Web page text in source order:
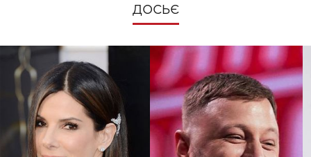
ДОСЬЄ